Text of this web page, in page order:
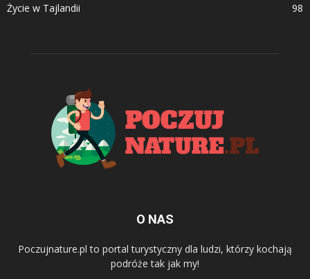
Życie w Tajlandii
98
O NAS
Poczujnature.pl to portal turystyczny dla ludzi, którzy kochają
podróże tak jak my!